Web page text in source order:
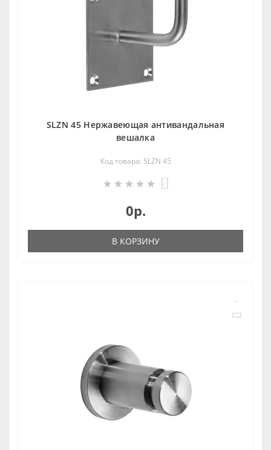
SLZN 45 Нержавеющая антивандальная
вешалка
Код товара: SLZN 45
0р.
В КОРЗИНУ